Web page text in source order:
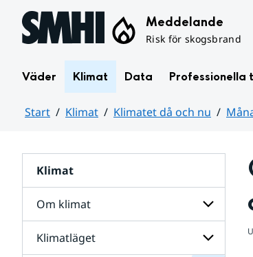
Hoppa till sidans innehåll Meddelande
Risk för skogsbrand
Väder Klimat Data Professionella
Start Klimat Klimatet då och nu
Klimat
Om klimat
för
Klimatläget Undersidor
för
Klimatet
då
och